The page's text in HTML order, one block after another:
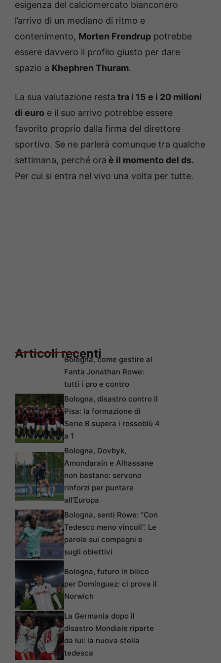
esigenza del calciomercato bianconero
l’arrivo di un mediano di ritmo e
contenimento, Morten Frendrup potrebbe
essere davvero il profilo giusto per dare
spazio a Khephren Thuram.
La sua valutazione resta tra i 15 e i 20 milioni
di euro e il suo arrivo potrebbe essere
favorito proprio dalla firma del direttore
sportivo. Se ne parlerà comunque tra qualche
settimana, perché ora è il momento del ds.
Per cui si entra nel vivo una volta per tutte.
Articoli recentiBologna, come gestire al
Fanta Jonathan Rowe:
tutti i pro e contro
Bologna, disastro contro il
Pisa: la formazione di
Serie B supera i rossoblù 4
a 1
Bologna, Dovbyk,
Amondarain e Alhassane
non bastano: servono
rinforzi per puntare
all’Europa
Bologna, senti Rowe: “Con
Tedesco meno vincoli”. Le
parole sui compagni e
sugli obiettivi
Bologna, futuro in bilico
per Domínguez: ci prova il
Norwich
La Germania dopo il
disastro Mondiale riparte
da lui: la nuova stella
tedesca